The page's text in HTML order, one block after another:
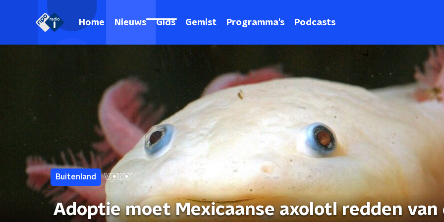
Home Nieuws Gids Gemist Programma's Podcasts
Buitenland
Adoptie moet Mexicaanse axolotl redden van